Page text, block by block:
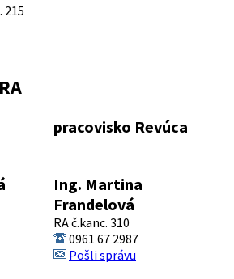
215
pracovisko Revúca
Ing. Martina
Frandelová
RA č.kanc. 310
0961 67 2987
Pošli správu